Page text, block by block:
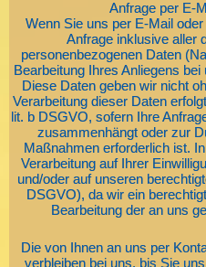
Anfrage per E-
Wenn Sie uns per E-Mail
Anfrage inklusive aller
personenbezogenen Daten
Bearbeitung Ihres Anliegens
Diese Daten geben wir nicht
Verarbeitung dieser Daten
lit. b DSGVO, sofern Ihre
zusammenhängt oder zur
Maßnahmen erforderlich ist.
Verarbeitung auf Ihrer
und/oder auf unseren
DSGVO), da wir ein
Bearbeitung der an uns
Die von Ihnen an uns per
verbleiben bei uns, bis Sie